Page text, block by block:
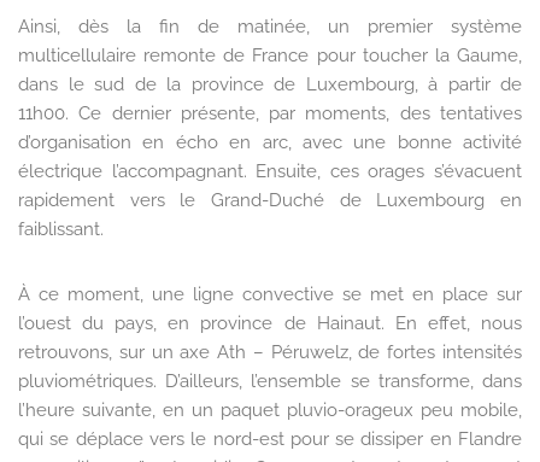
Ainsi, dès la fin de matinée, un premier système
multicellulaire remonte de France pour toucher la Gaume,
dans le sud de la province de Luxembourg, à partir de
11h00. Ce dernier présente, par moments, des tentatives
d’organisation en écho en arc, avec une bonne activité
électrique l’accompagnant. Ensuite, ces orages s’évacuent
rapidement vers le Grand-Duché de Luxembourg en
faiblissant.
À ce moment, une ligne convective se met en place sur
l’ouest du pays, en province de Hainaut. En effet, nous
retrouvons, sur un axe Ath – Péruwelz, de fortes intensités
pluviométriques. D’ailleurs, l’ensemble se transforme, dans
l’heure suivante, en un paquet pluvio-orageux peu mobile,
qui se déplace vers le nord-est pour se dissiper en Flandre